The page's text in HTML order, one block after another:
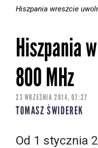
Hiszpania wreszcie
Hiszpania
800 MHz
23 WRZEŚNIA 2014, 07:27
TOMASZ ŚWIDEREK
Od 1 stycznia